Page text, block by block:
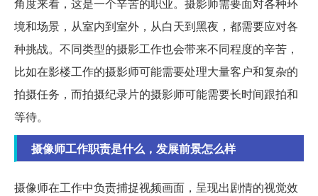
境和场景，从室内到室外，从白天到黑夜，都需要应对各
种挑战。不同类型的摄影工作也会带来不同程度的辛苦，
比如在影楼工作的摄影师可能需要处理大量客户和复杂的
拍摄任务，而拍摄纪录片的摄影师可能需要长时间跟拍和
等待。
摄像师工作职责是什么，发展前景怎么样
摄像师在工作中负责捕捉视频画面，呈现出剧情的视觉效